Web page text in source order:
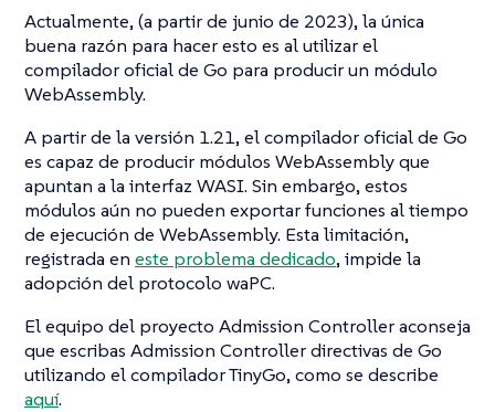
Actualmente, (a partir de junio de 2023), la única
buena razón para hacer esto es al utilizar el
compilador oficial de Go para producir un módulo
WebAssembly.
A partir de la versión 1.21, el compilador oficial de Go
es capaz de producir módulos WebAssembly que
apuntan a la interfaz WASI. Sin embargo, estos
módulos aún no pueden exportar funciones al tiempo
de ejecución de WebAssembly. Esta limitación,
registrada en este problema dedicado, impide la
adopción del protocolo waPC.
El equipo del proyecto Admission Controller aconseja
que escribas Admission Controller directivas de Go
utilizando el compilador TinyGo, como se describe
aquí.